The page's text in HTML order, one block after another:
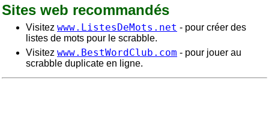
Sites web recommandés
Visitez www.ListesDeMots.net - pour créer des
listes de mots pour le scrabble.
Visitez www.BestWordClub.com - pour jouer au
scrabble duplicate en ligne.